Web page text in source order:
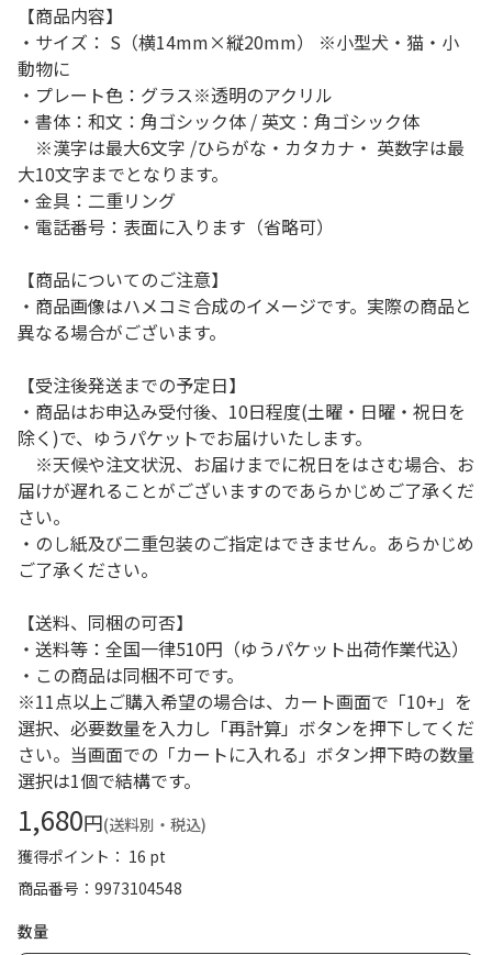
【商品内容】
・サイズ： S（横14mm×縦20mm） ※小型犬・猫・小
動物に
・プレート色：グラス※透明のアクリル
・書体：和文：角ゴシック体 / 英文：角ゴシック体
※漢字は最大6文字 /ひらがな・カタカナ・ 英数字は最
大10文字までとなります。
・金具：二重リング
・電話番号：表面に入ります（省略可）
【商品についてのご注意】
・商品画像はハメコミ合成のイメージです。実際の商品と
異なる場合がございます。
【受注後発送までの予定日】
・商品はお申込み受付後、10日程度(土曜・日曜・祝日を
除く)で、ゆうパケットでお届けいたします。
※天候や注文状況、お届けまでに祝日をはさむ場合、お
届けが遅れることがございますのであらかじめご了承くだ
さい。
・のし紙及び二重包装のご指定はできません。あらかじめ
ご了承ください。
【送料、同梱の可否】
・送料等：全国一律510円（ゆうパケット出荷作業代込）
・この商品は同梱不可です。
※11点以上ご購入希望の場合は、カート画面で「10+」を
選択、必要数量を入力し「再計算」ボタンを押下してくだ
さい。当画面での「カートに入れる」ボタン押下時の数量
選択は1個で結構です。
1,680円(送料別・税込)
獲得ポイント： 16 pt
商品番号
9973104548
数量